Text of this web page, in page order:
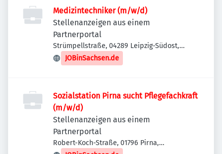
Medizintechniker (m/w/d)
Stellenanzeigen aus einem
Partnerportal
Strümpellstraße, 04289 Leipzig-Südost,
Deutschland
JOBinSachsen.de
Sozialstation Pirna sucht Pflegefachkraft
(m/w/d)
Stellenanzeigen aus einem
Partnerportal
Robert-Koch-Straße, 01796 Pirna,